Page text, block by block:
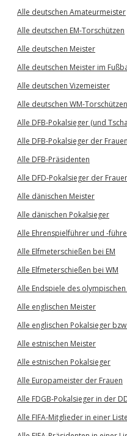
Alle deutschen Amateurmeister
Alle deutschen EM-Torschützen
Alle deutschen Meister
Alle deutschen Meister im
Alle deutschen Vizemeister
Alle deutschen WM-Torschützen
Alle DFB-Pokalsieger (und
Alle DFB-Pokalsieger der Frauen
Alle DFB-Präsidenten
Alle DFD-Pokalsieger der
Alle dänischen Meister
Alle dänischen Pokalsieger
Alle Ehrenspielführer und -
Alle Elfmeterschießen bei EM
Alle Elfmeterschießen bei WM
Alle Endspiele des
Alle englischen Meister
Alle englischen Pokalsieger
Alle estnischen Meister
Alle estnischen Pokalsieger
Alle Europameister der Frauen
Alle FDGB-Pokalsieger in der
Alle FIFA-Mitglieder in einer Liste